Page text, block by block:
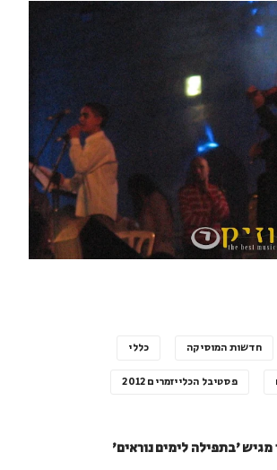
חדשות המוסיקה כללי
פסטיבל הכלייזמרים 2012
מגיש 'בתפילה לימים נוראים'